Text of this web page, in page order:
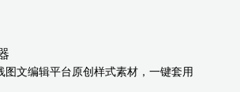
图文编辑平台原创样式素材，一键套用